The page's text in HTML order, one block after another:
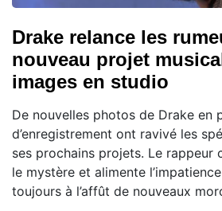
Drake relance les
nouveau projet
images en studio
De nouvelles photos de Drake en
d’enregistrement ont ravivé les
ses prochains projets. Le rappeur
le mystère et alimente
toujours à l’affût de nouveaux